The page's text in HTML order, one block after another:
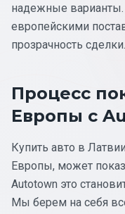
надежные
европейскими
прозрачность сделки.
Процесс
Европы с
Купить авто в
Европы, может
Autotown это
Мы берем на себя